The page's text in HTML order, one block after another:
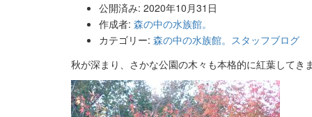
公開済み: 2020年10月31日
作成者: 森の中の水族館。
カテゴリー: 森の中の水族館。スタッフブログ
秋が深まり、さかな公園の木々も本格的に紅葉してき